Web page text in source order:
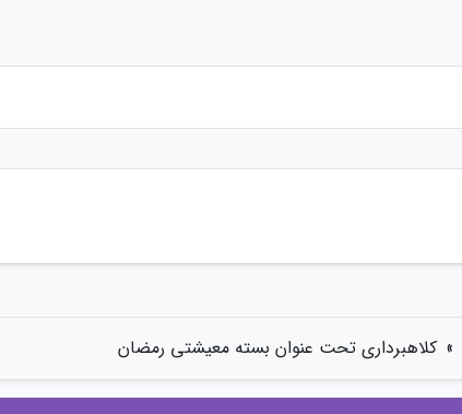
» کلاهبرداری تحت عنوان بسته معیشتی رمضان